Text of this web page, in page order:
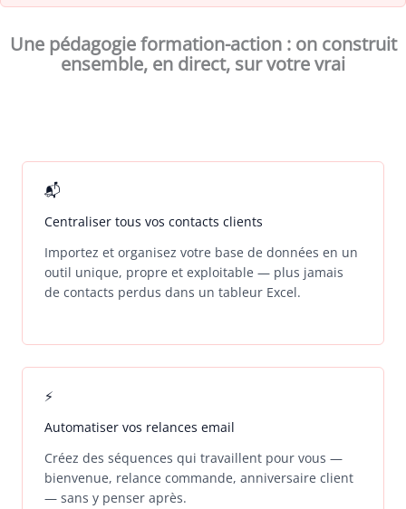
Une pédagogie formation-action : on construit
ensemble, en direct, sur votre vrai
📬
Centraliser tous vos contacts clients
Importez et organisez votre base de données en un
outil unique, propre et exploitable — plus jamais
de contacts perdus dans un tableur Excel.
⚡
Automatiser vos relances email
Créez des séquences qui travaillent pour vous —
bienvenue, relance commande, anniversaire client
— sans y penser après.